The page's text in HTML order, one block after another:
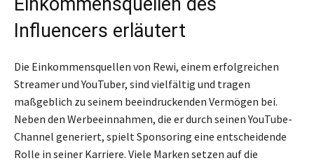
Influencers erläutert
Die Einkommensquellen von Rewi, einem erfolgreichen
Streamer und YouTuber, sind vielfältig und tragen
maßgeblich zu seinem beeindruckenden Vermögen bei.
Neben den Werbeeinnahmen, die er durch seinen YouTube-
Channel generiert, spielt Sponsoring eine entscheidende
Rolle in seiner Karriere. Viele Marken setzen auf die